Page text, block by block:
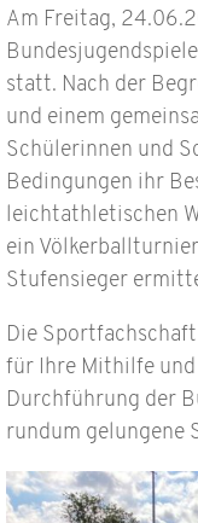
Am Freitag,
statt. Nach der
und einem
Schülerinnen und
Bedingungen ihr
leichtathletischen
ein
Stufensieger
Die
für Ihre Mithilfe
Durchführung der
rundum gelungene